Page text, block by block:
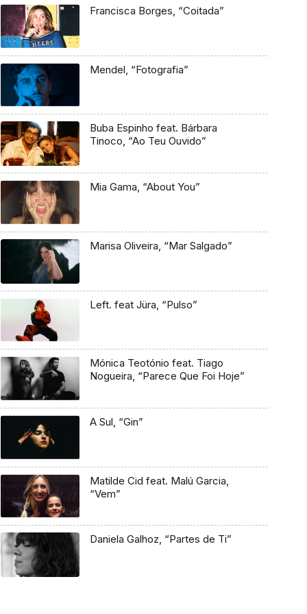
Francisca Borges, “Coitada”
Mendel, “Fotografia”
Buba Espinho feat. Bárbara
Tinoco, “Ao Teu Ouvido”
Mia Gama, “About You”
Marisa Oliveira, “Mar Salgado”
Left. feat Jüra, “Pulso”
Mónica Teotónio feat. Tiago
Nogueira, “Parece Que Foi Hoje”
A Sul, “Gin”
Matilde Cid feat. Malú Garcia,
“Vem”
Daniela Galhoz, “Partes de Ti”